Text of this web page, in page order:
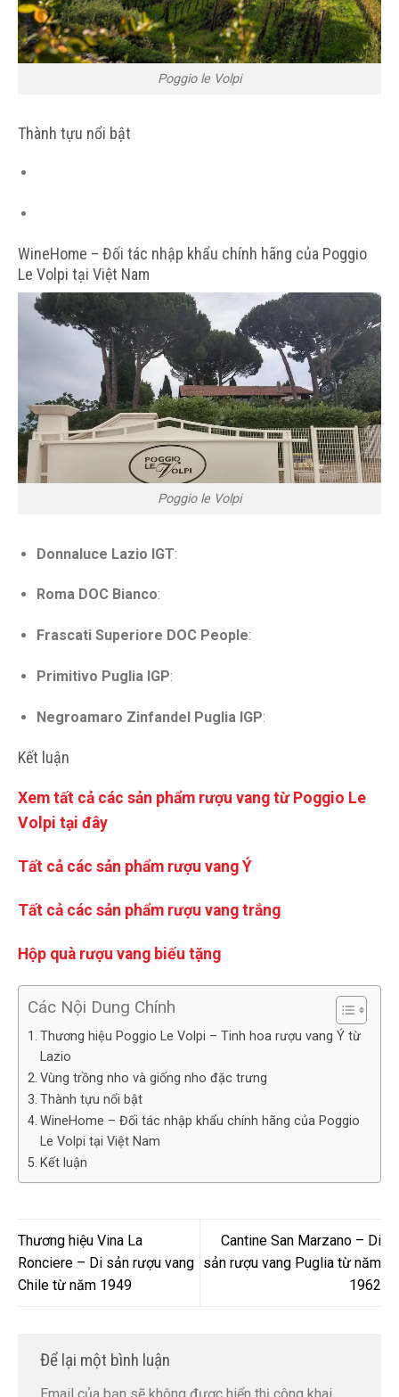
Poggio le Volpi
Thành tựu nổi bật
WineHome – Đối tác nhập khẩu chính hãng của Poggio
Le Volpi tại Việt Nam
Poggio le Volpi
Donnaluce Lazio IGT:
Roma DOC Bianco:
Frascati Superiore DOC People:
Primitivo Puglia IGP:
Negroamaro Zinfandel Puglia IGP:
Kết luận
Xem tất cả các sản phẩm rượu vang từ Poggio Le
Volpi tại đây
Tất cả các sản phẩm rượu vang Ý
Tất cả các sản phẩm rượu vang trắng
Hộp quà rượu vang biếu tặng
Các Nội Dung Chính
Thương hiệu Poggio Le Volpi – Tinh hoa rượu vang Ý từ
Lazio
Vùng trồng nho và giống nho đặc trưng
Thành tựu nổi bật
WineHome – Đối tác nhập khẩu chính hãng của Poggio
Le Volpi tại Việt Nam
Kết luận
Thương hiệu Vina La
Ronciere – Di sản rượu vang
Chile từ năm 1949
Cantine San Marzano – Di
sản rượu vang Puglia từ năm
1962
Để lại một bình luận
Email của bạn sẽ không được hiển thị công khai.